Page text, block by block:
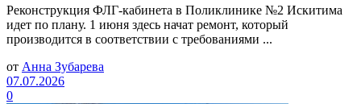
Реконструкция ФЛГ-кабинета в Поликлинике №2 Искитима
идет по плану. 1 июня здесь начат ремонт, который
производится в соответствии с требованиями ...
от Анна Зубарева
07.07.2026
0